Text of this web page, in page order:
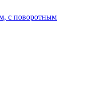
с поворотным